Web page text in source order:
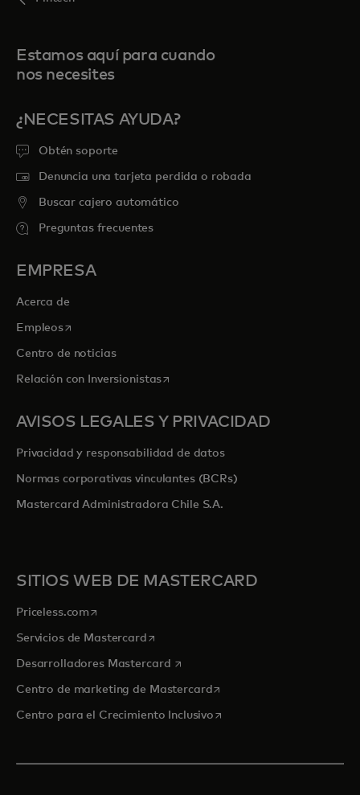
Estamos aquí para cuando
nos necesites
¿NECESITAS AYUDA?
Obtén soporte
Denuncia una tarjeta perdida o robada
Buscar cajero automático
Preguntas frecuentes
EMPRESA
Acerca de
Empleosse abre en una pestaña nueva
Centro de noticias
Relación con Inversionistasse abre en una pestaña nueva
AVISOS LEGALES Y PRIVACIDAD
Privacidad y responsabilidad de datos
Normas corporativas vinculantes (BCRs)
Mastercard Administradora Chile S.A.
SITIOS WEB DE MASTERCARD
Priceless.com se abre en una pestaña nueva
Servicios de Mastercardse abre en una pestaña nueva
Desarrolladores Mastercard se abre en una pestaña nueva
Centro de marketing de Mastercardse abre en una pestaña
Centro para el Crecimiento Inclusivose abre en una pestaña